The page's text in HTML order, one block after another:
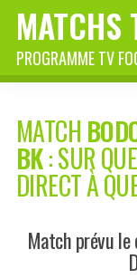
MATCHS
PROGRAMME TV
MATCH
BK: SUR
DIRECT À
Match prévu